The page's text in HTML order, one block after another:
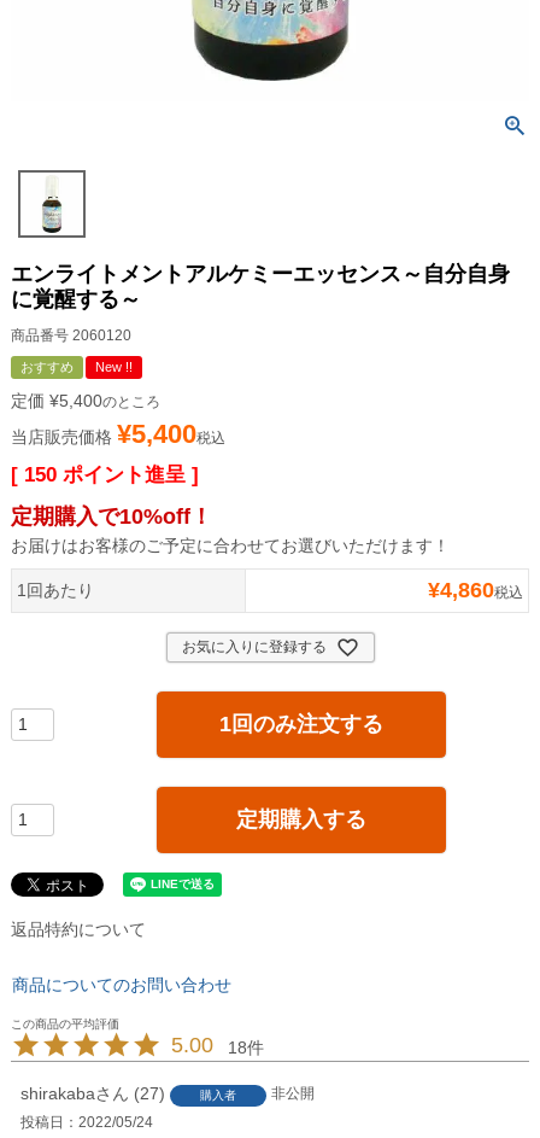
エンライトメントアルケミーエッセンス～自分自身
に覚醒する～
商品番号 2060120
おすすめ New !!
定価 ¥5,400のところ
当店販売価格 ¥5,400税込
[ 150 ポイント進呈 ]
定期購入で10%off！
お届けはお客様のご予定に合わせてお選びいただけます！
1回あたり ¥4,860税込
お気に入りに登録する
1回のみ注文する
定期購入する
返品特約について
商品についてのお問い合わせ
5.00 18
shirakaba 27 購入者
非公開
投稿日
2022/05/24